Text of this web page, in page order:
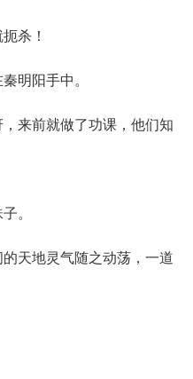
杀！
明阳手中。
来前就做了功课，他们知
。
天地灵气随之动荡，一道